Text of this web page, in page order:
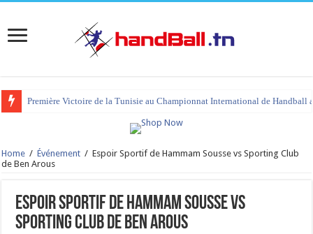
Première Victoire de la Tunisie au Championnat International de Handball
Home / Événement / Espoir Sportif de Hammam Sousse vs Sporting Club
de Ben Arous
Espoir Sportif de Hammam Sousse vs
Sporting Club de Ben Arous